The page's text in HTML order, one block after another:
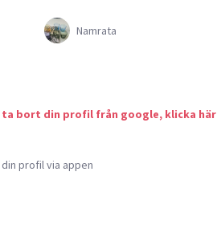
Namrata
ta bort din profil från google, klicka här
profil via appen